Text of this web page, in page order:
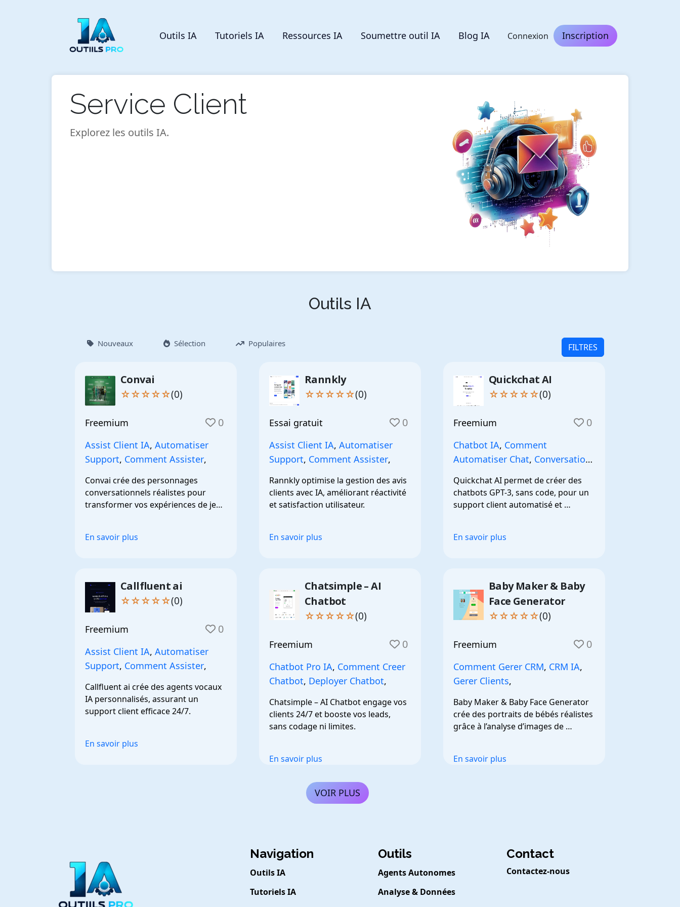
Outils IA Tutoriels IA Ressources IA Soumettre outil IA Blog IA Connexion Inscription
Service Client
Explorez les outils IA.
Outils IA
Nouveaux Sélection Populaires FILTRES
Convai
☆☆☆☆☆(0)
Freemium 0
Assist Client IA, Automatiser
Support, Comment Assister,
Convai crée des personnages
conversationnels réalistes pour
transformer vos expériences de jeu
En savoir plus
Rannkly
☆☆☆☆☆(0)
Essai gratuit 0
Assist Client IA, Automatiser
Support, Comment Assister,
Rannkly optimise la gestion des avis
clients avec IA, améliorant réactivité
et satisfaction utilisateur.
En savoir plus
Quickchat AI
☆☆☆☆☆(0)
Freemium 0
Chatbot IA, Comment
Automatiser Chat, Conversation
Quickchat AI permet de créer des
chatbots GPT-3, sans code, pour un
support client automatisé et
En savoir plus
Callfluent ai
☆☆☆☆☆(0)
Freemium 0
Assist Client IA, Automatiser
Support, Comment Assister,
Callfluent ai crée des agents vocaux
IA personnalisés, assurant un
support client efficace 24/7.
En savoir plus
Chatsimple – AI
Chatbot
☆☆☆☆☆(0)
Freemium 0
Chatbot Pro IA, Comment Creer
Chatbot, Deployer Chatbot,
Chatsimple – AI Chatbot engage vos
clients 24/7 et booste vos leads,
sans codage ni limites.
En savoir plus
Baby Maker & Baby
Face Generator
☆☆☆☆☆(0)
Freemium 0
Comment Gerer CRM, CRM IA,
Gerer Clients,
Baby Maker & Baby Face Generator
crée des portraits de bébés réalistes
grâce à l’analyse d’images de
En savoir plus
VOIR PLUS
Navigation
Outils IA
Tutoriels IA
Outils
Agents Autonomes
Analyse & Données
Contact
Contactez-nous